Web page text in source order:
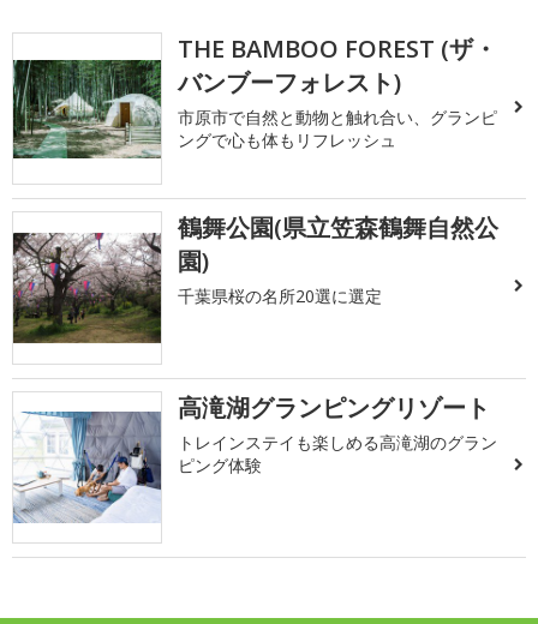
THE BAMBOO FOREST (ザ・
バンブーフォレスト)
市原市で自然と動物と触れ合い、グランピ
ングで心も体もリフレッシュ
鶴舞公園(県立笠森鶴舞自然公
園)
千葉県桜の名所20選に選定
高滝湖グランピングリゾート
トレインステイも楽しめる高滝湖のグラン
ピング体験